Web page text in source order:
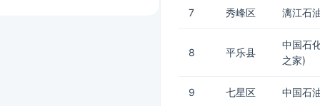
7 秀峰区 漓江石
8 平乐县
中国石
之家)
9 七星区 中国石